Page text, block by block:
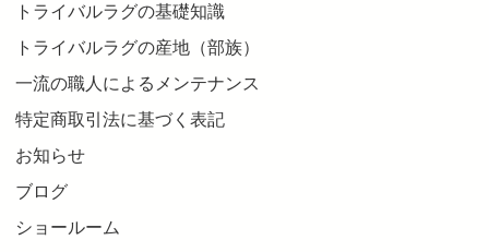
トライバルラグの基礎知識
トライバルラグの産地（部族）
一流の職人によるメンテナンス
特定商取引法に基づく表記
お知らせ
ブログ
ショールーム